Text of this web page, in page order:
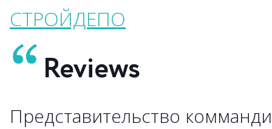
СТРОЙДЕПО
Reviews
Представительство
→